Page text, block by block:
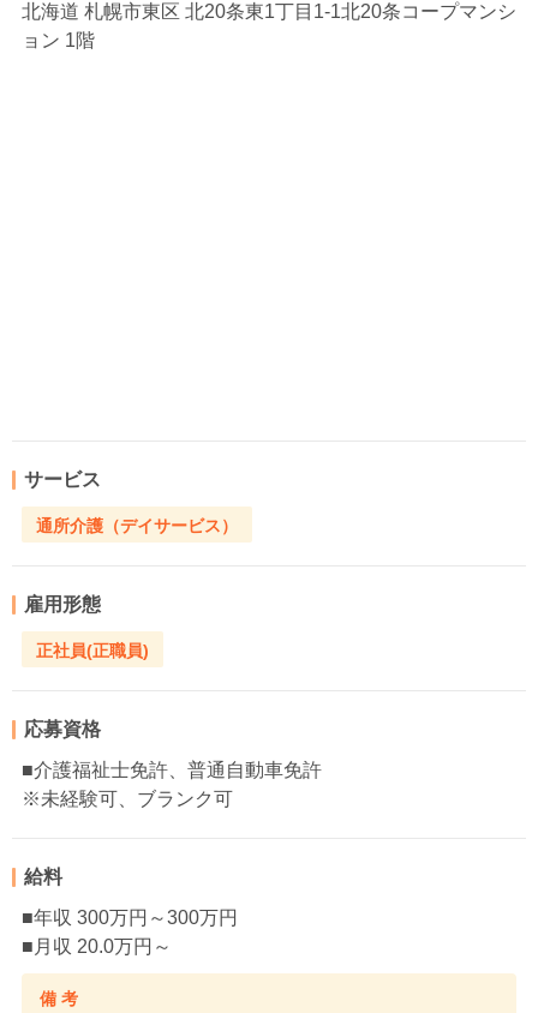
北海道 札幌市東区 北20条東1丁目1-1北20条コープマンシ
ョン 1階
サービス
通所介護（デイサービス）
雇用形態
正社員(正職員)
応募資格
■介護福祉士免許、普通自動車免許
※未経験可、ブランク可
給料
■年収 300万円～300万円
■月収 20.0万円～
備 考